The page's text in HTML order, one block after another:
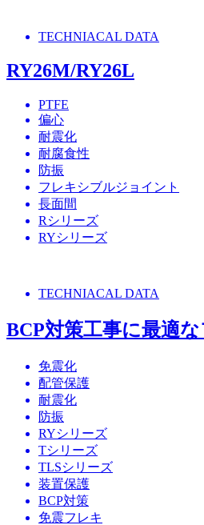
TECHNIACAL DATA
RY26M/RY26L
PTFE
偏心
耐震化
耐腐食性
防振
フレキシブルジョイント
長面間
Rシリーズ
RYシリーズ
TECHNIACAL DATA
BCP対策工事に最適
免震化
配管保護
耐震化
防振
RYシリーズ
Tシリーズ
TLSシリーズ
装置保護
BCP対策
免震フレキ